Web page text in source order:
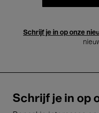
Schrijf je in op onze
Schrijf je in op